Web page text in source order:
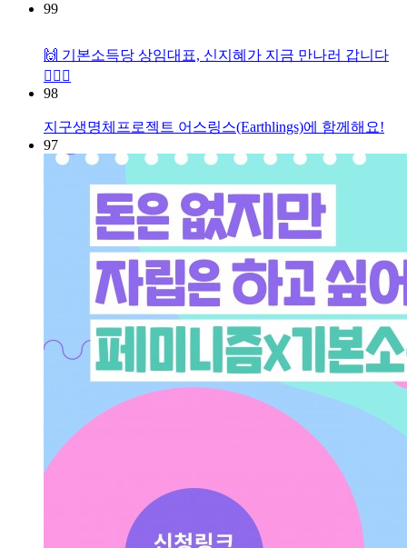
99
🙌 기본소득당 상임대표, 신지혜가 지금 만나러 갑니다
🏃🏻‍♀️
98
지구생명체프로젝트 어스링스(Earthlings)에 함께해요!
97